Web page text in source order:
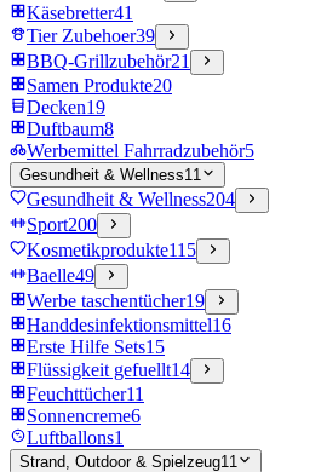
Käsebretter41
Tier Zubehoer39
BBQ-Grillzubehör21
Samen Produkte20
Decken19
Duftbaum8
Werbemittel Fahrradzubehör5
Gesundheit & Wellness11
Gesundheit & Wellness204
Sport200
Kosmetikprodukte115
Baelle49
Werbe taschentücher19
Handdesinfektionsmittel16
Erste Hilfe Sets15
Flüssigkeit gefuellt14
Feuchttücher11
Sonnencreme6
Luftballons1
Strand, Outdoor & Spielzeug11